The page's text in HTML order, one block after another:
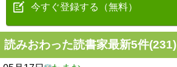
今すぐ登録する（無料）
読みおわった読書家最新5件(231)